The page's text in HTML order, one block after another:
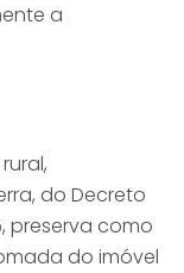
a
do Decreto
preserva como
do imóvel